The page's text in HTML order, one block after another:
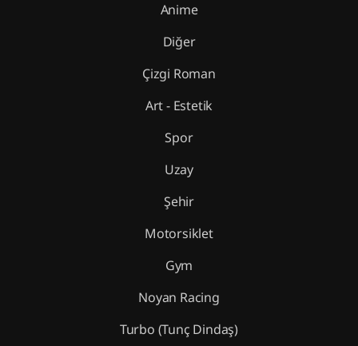
Anime
Diğer
Çizgi Roman
Art - Estetik
Spor
Uzay
Şehir
Motorsiklet
Gym
Noyan Racing
Turbo (Tunç Dindaş)